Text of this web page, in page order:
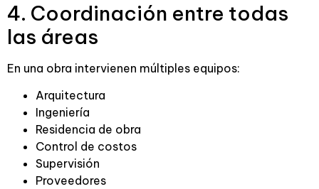
4. Coordinación entre todas
las áreas
En una obra intervienen múltiples equipos:
Arquitectura
Ingeniería
Residencia de obra
Control de costos
Supervisión
Proveedores